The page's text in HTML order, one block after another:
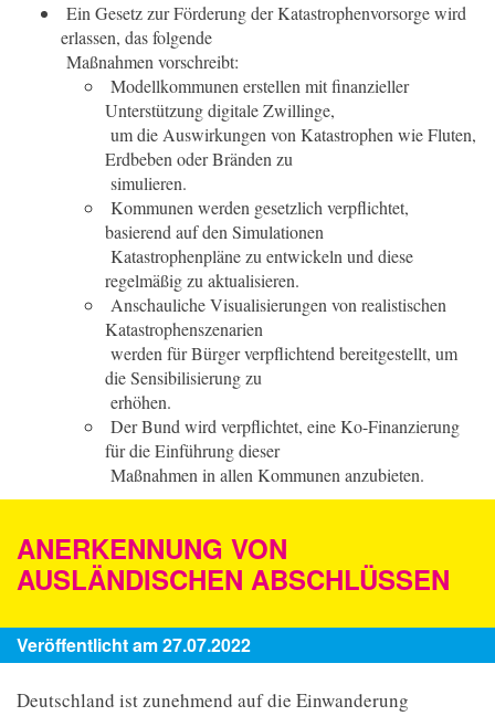
Ein Gesetz zur Förderung der Katastrophenvorsorge wird
erlassen, das folgende
Maßnahmen vorschreibt:
Modellkommunen erstellen mit finanzieller
Unterstützung digitale Zwillinge,
um die Auswirkungen von Katastrophen wie Fluten,
Erdbeben oder Bränden zu
simulieren.
Kommunen werden gesetzlich verpflichtet,
basierend auf den Simulationen
Katastrophenpläne zu entwickeln und diese
regelmäßig zu aktualisieren.
Anschauliche Visualisierungen von realistischen
Katastrophenszenarien
werden für Bürger verpflichtend bereitgestellt, um
die Sensibilisierung zu
erhöhen.
Der Bund wird verpflichtet, eine Ko-Finanzierung
für die Einführung dieser
Maßnahmen in allen Kommunen anzubieten.
ANERKENNUNG VON
AUSLÄNDISCHEN ABSCHLÜSSEN
Veröffentlicht am 27.07.2022
Deutschland ist zunehmend auf die Einwanderung